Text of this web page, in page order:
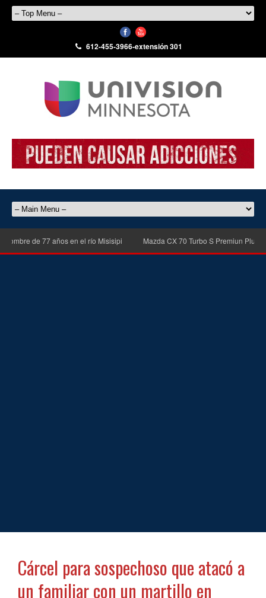
612-455-3966-extensión 301
de 77 años en el río Misisipi Mazda CX 70 Turbo S Premiun Plus
Cárcel para sospechoso que atacó a
un familiar con un martillo en